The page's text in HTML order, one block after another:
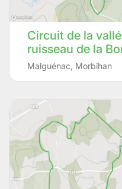
Circuit de la
ruisseau de la
Malguénac Morbihan